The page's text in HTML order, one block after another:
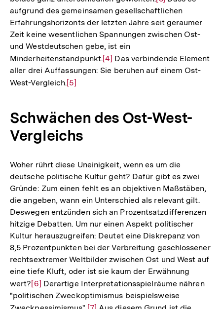
Auflösung
der
Fußnote
aufgrund des gemeinsamen gesellschaftlichen
Erfahrungshorizonts der letzten Jahre seit geraumer
Zeit keine wesentlichen Spannungen zwischen Ost-
und Westdeutschen gebe, ist ein
Minderheitenstandpunkt.Zur
Auflösung
[4] Das verbindende Element
aller drei Auffassungen: Sie beruhen auf einem Ost-
West-Vergleich.Zur
Fußnote
[5]
Schwächen des Ost-West-
Vergleichs
Woher rührt diese Uneinigkeit, wenn es um die
deutsche politische Kultur geht? Dafür gibt es zwei
Gründe: Zum einen fehlt es an objektiven Maßstäben,
die angeben, wann ein Unterschied als relevant gilt.
Deswegen entzünden sich an Prozentsatzdifferenzen
hitzige Debatten. Um nur einen Aspekt politischer
Kultur herauszugreifen: Deutet eine Diskrepanz von
8,5 Prozentpunkten bei der Verbreitung geschlossener
rechtsextremer Weltbilder zwischen Ost und West auf
eine tiefe Kluft, oder ist sie kaum der Erwähnung
wert?Zur
Auflösung
[6] Derartige Interpretationsspielräume nähren
"politischen Zweckoptimismus beispielsweise